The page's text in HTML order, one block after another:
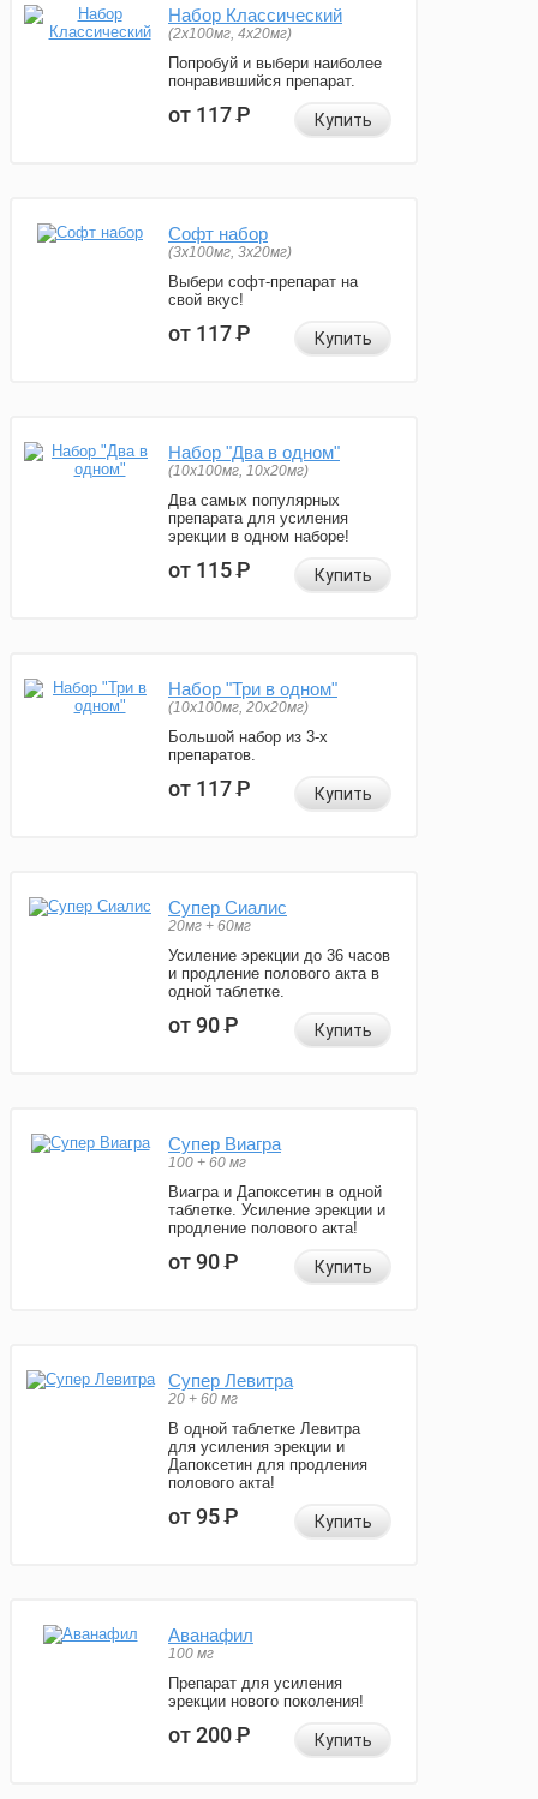
Набор Классический
(2x100мг, 4x20мг)
Попробуй и выбери наиболее
понравившийся препарат.
от 117Р Купить
Софт набор
(3x100мг, 3x20мг)
Выбери софт-препарат на
свой вкус!
от 117Р Купить
Набор "Два в одном"
(10x100мг, 10x20мг)
Два самых популярных
препарата для усиления
эрекции в одном наборе!
от 115Р Купить
Набор "Три в одном"
(10x100мг, 20x20мг)
Большой набор из 3-х
препаратов.
от 117Р Купить
Супер Сиалис
20мг + 60мг
Усиление эрекции до 36 часов
и продление полового акта в
одной таблетке.
от 90Р Купить
Супер Виагра
100 + 60 мг
Виагра и Дапоксетин в одной
таблетке. Усиление эрекции и
продление полового акта!
от 90Р Купить
Супер Левитра
20 + 60 мг
В одной таблетке Левитра
для усиления эрекции и
Дапоксетин для продления
полового акта!
от 95Р Купить
Аванафил
100 мг
Препарат для усиления
эрекции нового поколения!
от 200Р Купить